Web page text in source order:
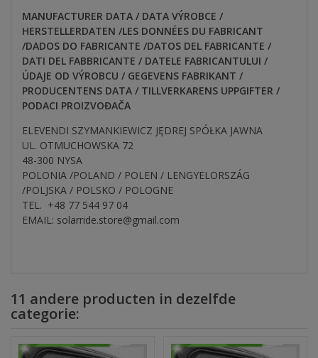
MANUFACTURER DATA / DATA VÝROBCE /
HERSTELLERDATEN /LES DONNÉES DU FABRICANT
/DADOS DO FABRICANTE /DATOS DEL FABRICANTE /
DATI DEL FABBRICANTE / DATELE FABRICANTULUI /
ÚDAJE OD VÝROBCU / GEGEVENS FABRIKANT /
PRODUCENTENS DATA / TILLVERKARENS UPPGIFTER /
PODACI PROIZVOĐAČA
ELEVENDI SZYMANKIEWICZ JĘDREJ SPÓŁKA JAWNA
UL. OTMUCHOWSKA 72
48-300 NYSA
POLONIA /POLAND / POLEN / LENGYELORSZÁG
/POLJSKA / POLSKO / POLOGNE
TEL. +48 77 544 97 04
EMAIL: solarride.store@gmail.com
11 andere producten in dezelfde
categorie: